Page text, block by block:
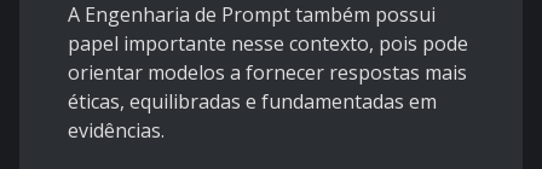
A Engenharia de Prompt também possui
papel importante nesse contexto, pois pode
orientar modelos a fornecer respostas mais
éticas, equilibradas e fundamentadas em
evidências.